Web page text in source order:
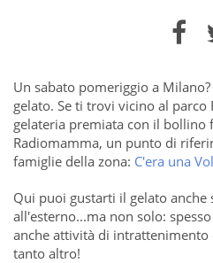
Un sabato pomeriggio a
gelato. Se ti trovi vicino al
gelateria premiata con il bollino
Radiomamma, un punto di
famiglie della zona: C'era una
Qui puoi gustarti il gelato anche
all'esterno...ma non solo:
anche attività di
tanto altro!